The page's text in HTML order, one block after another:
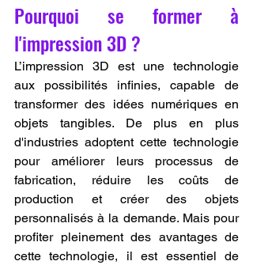
Pourquoi se former à
l'impression 3D ?
L’impression 3D est une technologie
aux possibilités infinies, capable de
transformer des idées numériques en
objets tangibles. De plus en plus
d'industries adoptent cette technologie
pour améliorer leurs processus de
fabrication, réduire les coûts de
production et créer des objets
personnalisés à la demande. Mais pour
profiter pleinement des avantages de
cette technologie, il est essentiel de